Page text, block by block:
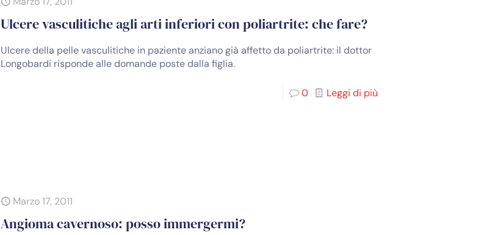
Ulcere vasculitiche agli arti inferiori con poliartrite: che fare?
Ulcere della pelle vasculitiche in paziente anziano già affetto da poliartrite: il dottor
Longobardi risponde alle domande poste dalla figlia.
0 Leggi di più
Marzo 17, 2011
Angioma cavernoso: posso immergermi?